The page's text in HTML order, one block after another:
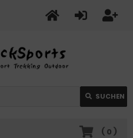
SUCHEN
( 0 )